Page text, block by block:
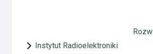
Instytut Radioelektroniki